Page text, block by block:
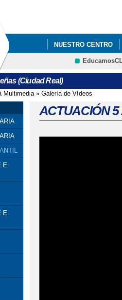
NUESTRO CENTRO
PGA CURSO 25/26
(Ciudad Real)
aquí
Multimedia» Galería de Vídeos
E.
E.
ACTUACIÓN